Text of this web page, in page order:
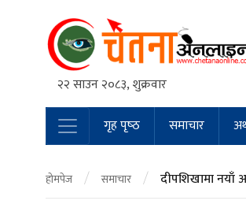
२२ साउन २०८३, शुक्रवार
Main Navigation
गृह पृष्‍ठ समाचार
होमपेज / समाचार / दीपशिखामा नयाँ